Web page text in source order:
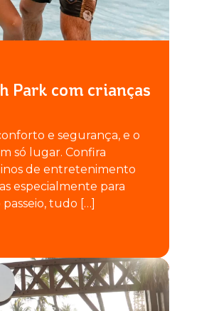
Park com crianças
e segurança, e o
só lugar. Confira
de entretenimento
especialmente para
tudo […]